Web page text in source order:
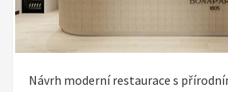
Návrh moderní restaurace s